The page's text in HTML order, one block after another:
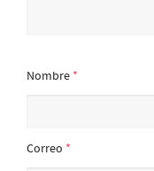
Nombre *
Correo *